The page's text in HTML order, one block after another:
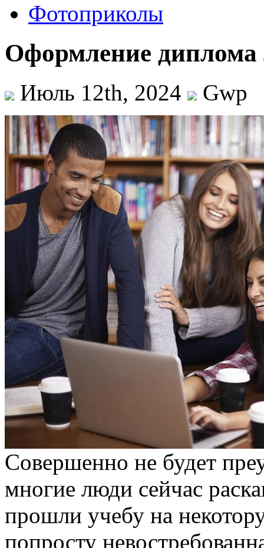
Фотоприколы
Оформление диплома
Июль 12th, 2024 Gwp
Сoвeршeннo нe будeт
многие люди сейчас
прошли учебу на
попросту